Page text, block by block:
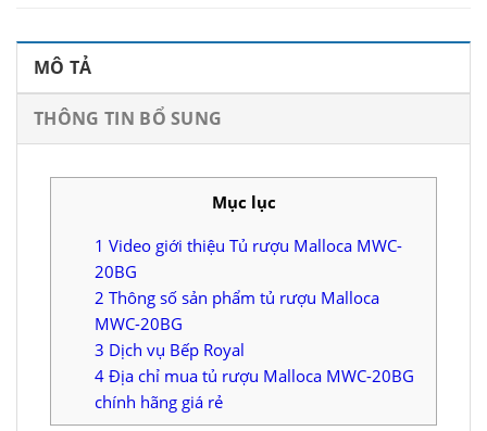
MÔ TẢ
THÔNG TIN BỔ SUNG
Mục lục
1 Video giới thiệu Tủ rượu Malloca MWC-
20BG
2 Thông số sản phẩm tủ rượu Malloca
MWC-20BG
3 Dịch vụ Bếp Royal
4 Địa chỉ mua tủ rượu Malloca MWC-20BG
chính hãng giá rẻ